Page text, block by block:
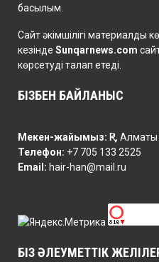
басылым.
Сайт әкімшілігі материалды
кезінде Sunqarnews.com
көрсетуді талап етеді.
БІЗБЕН БАЙЛАНЫС
Мекен-жайымыз: ҚР,
Телефон: +7 705 133 2525
Email: hair-han@mail.ru
БІЗ ӘЛЕУМЕТТІК